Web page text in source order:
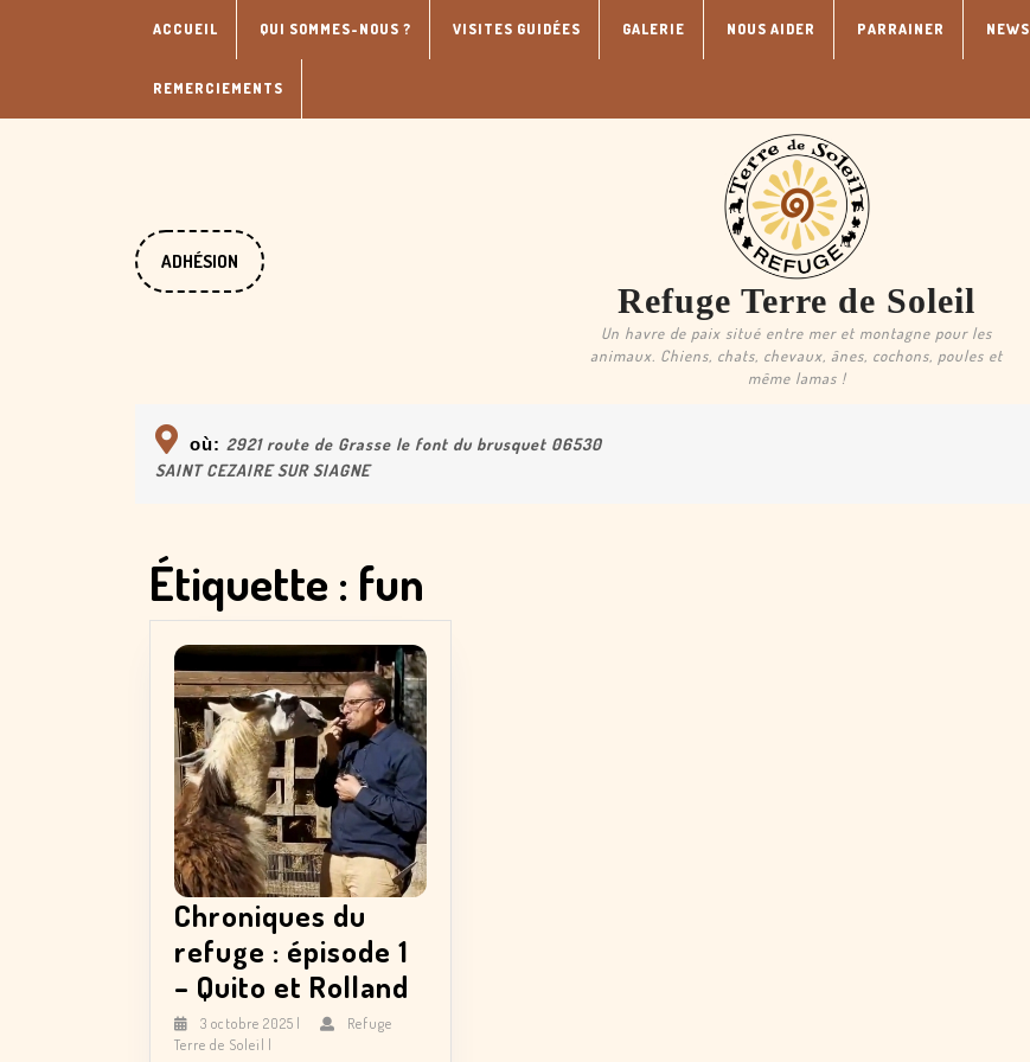
ACCUEIL QUI SOMMES-NOUS ? VISITES GUIDÉES GALERIE NOUS AIDER PARRAINER NEWS
REMERCIEMENTS
ADHÉSION
DONATE
NOW
Refuge Terre de Soleil
Un havre de paix situé entre mer et montagne pour les
animaux. Chiens, chats, chevaux, ânes, cochons, poules et
même lamas !
où: 2921 route de Grasse le font du brusquet 06530
SAINT CEZAIRE SUR SIAGNE
Étiquette : fun
Chroniques du
refuge : épisode 1
– Quito et Rolland
3 octobre 2025 3
Refuge
Terre de Soleil Refuge